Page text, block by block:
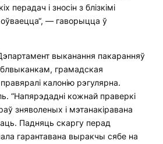
перадач і зносін з блізкімі
— гаворыцца ў
выканання пакаранняў
грамадская
калонію рэгулярна.
“Напярэдадні кожнай праверкі
зняволеных і мэтанакіравана
Падняць скаргу перад
гарантавана выракчы сябе на